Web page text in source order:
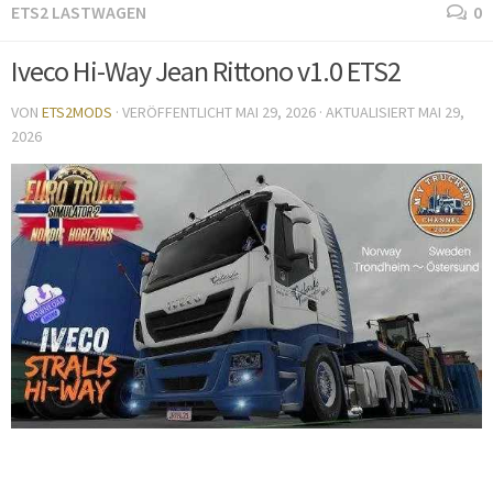
ETS2 LASTWAGEN 0
Iveco Hi-Way Jean Rittono v1.0 ETS2
VON ETS2MODS · VERÖFFENTLICHT MAI 29, 2026 · AKTUALISIERT MAI 29,
2026